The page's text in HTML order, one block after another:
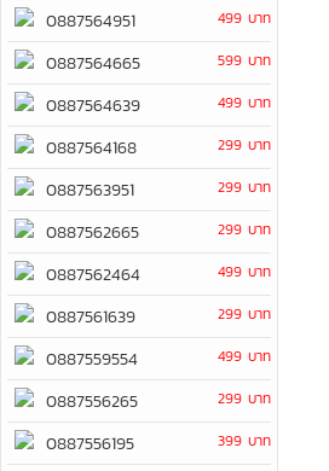
0887564951 499 บาท
0887564665 599 บาท
0887564639 499 บาท
0887564168 299 บาท
0887563951 299 บาท
0887562665 299 บาท
0887562464 499 บาท
0887561639 299 บาท
0887559554 499 บาท
0887556265 299 บาท
0887556195 399 บาท